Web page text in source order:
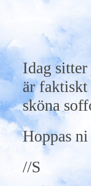
Idag
är
sköna
Hoppas
//S